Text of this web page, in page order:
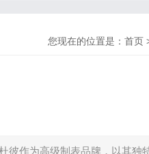
您现在的位置是： 首页
彼作为高级制表品牌，以其独